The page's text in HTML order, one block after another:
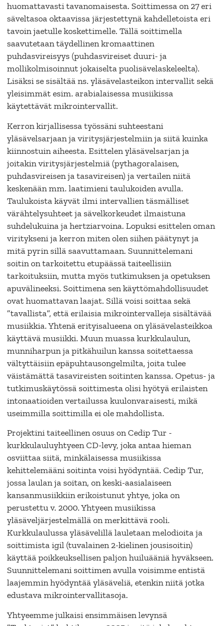
huomattavasti tavanomaisesta. Soittimessa on 27 eri
säveltasoa oktaavissa järjestettynä kahdelletoista eri
tavoin jaetulle koskettimelle. Tällä soittimella
saavutetaan täydellinen kromaattinen
puhdasvireisyys (puhdasvireiset duuri- ja
mollikolmisoinnut jokaiselta puolisävelaskeleelta).
Lisäksi se sisältää ns. yläsävelasteikon intervallit sekä
yleisimmät esim. arabialaisessa musiikissa
käytettävät mikrointervallit.
Kerron kirjallisessa työssäni suhteestani
yläsävelsarjaan ja viritysjärjestelmiin ja siitä kuinka
kiinnostuin aiheesta. Esittelen yläsävelsarjan ja
joitakin viritysjärjestelmiä (pythagoralaisen,
puhdasvireisen ja tasavireisen) ja vertailen niitä
keskenään mm. laatimieni taulukoiden avulla.
Taulukoista käyvät ilmi intervallien täsmälliset
värähtelysuhteet ja sävelkorkeudet ilmaistuna
suhdelukuina ja hertziarvoina. Lopuksi esittelen oman
viritykseni ja kerron miten olen siihen päätynyt ja
mitä pyrin sillä saavuttamaan. Suunnittelemani
soitin on tarkoitettu etupäässä taiteellisiin
tarkoituksiin, mutta myös tutkimuksen ja opetuksen
apuvälineeksi. Soittimena sen käyttömahdollisuudet
ovat huomattavan laajat. Sillä voisi soittaa sekä
”tavallista”, että erilaisia mikrointervalleja sisältävää
musiikkia. Yhtenä erityisalueena on yläsävelasteikkoa
käyttävä musiikki. Muun muassa kurkkulaulun,
munniharpun ja pitkähuilun kanssa soitettaessa
vältyttäisiin epäpuhtausongelmilta, joita tulee
väistämättä tasavireisten soitinten kanssa. Opetus- ja
tutkimuskäytössä soittimesta olisi hyötyä erilaisten
intonaatioiden vertailussa kuulonvaraisesti, mikä
useimmilla soittimilla ei ole mahdollista.
Projektini taiteellinen osuus on Cedip Tur -
kurkkulauluyhtyeen CD-levy, joka antaa hieman
osviittaa siitä, minkälaisessa musiikissa
kehittelemääni soitinta voisi hyödyntää. Cedip Tur,
jossa laulan ja soitan, on keski-aasialaiseen
kansanmusiikkiin erikoistunut yhtye, joka on
perustettu v. 2000. Yhtyeen musiikissa
yläsäveljärjestelmällä on merkittävä rooli.
Kurkkulaulussa yläsävelillä lauletaan melodioita ja
soittimista igil (tuvalainen 2-kielinen jousisoitin)
käyttää poikkeuksellisen paljon huiluääniä hyväkseen.
Suunnittelemani soittimen avulla voisimme entistä
laajemmin hyödyntää yläsäveliä, etenkin niitä jotka
edustava mikrointervallitasoja.
Yhtyeemme julkaisi ensimmäisen levynsä